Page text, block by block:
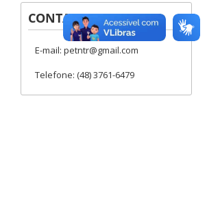
CONTATOS
E-mail: petntr@gmail.com
Telefone: (48) 3761-6479